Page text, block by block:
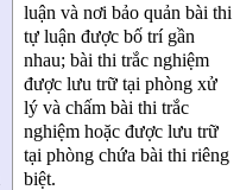
luận và nơi bảo quản bài thi
tự luận được bố trí gần
nhau; bài thi trắc nghiệm
được lưu trữ tại phòng xử
lý và chấm bài thi trắc
nghiệm hoặc được lưu trữ
tại phòng chứa bài thi riêng
biệt.